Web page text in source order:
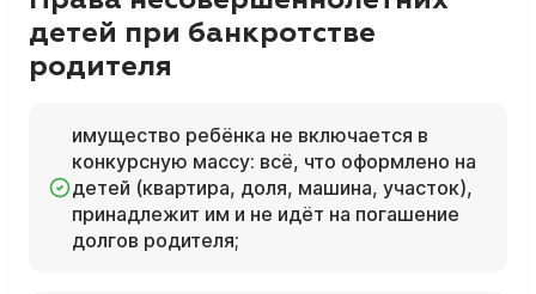
детей при банкротстве
родителя
имущество ребёнка не включается в
конкурсную массу: всё, что оформлено на
детей (квартира, доля, машина, участок),
принадлежит им и не идёт на погашение
долгов родителя;